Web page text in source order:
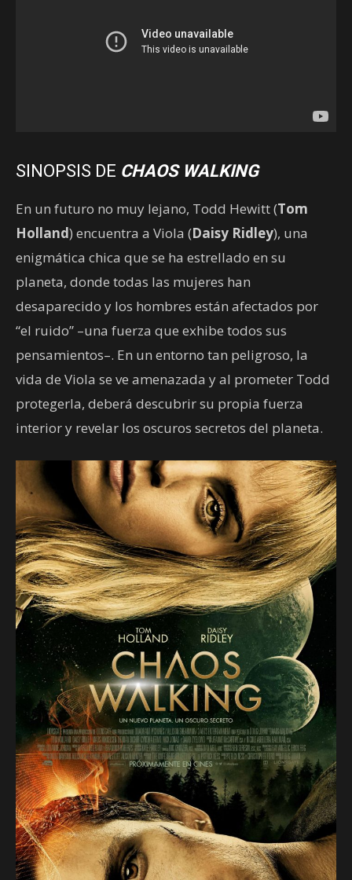
SINOPSIS DE CHAOS WALKING
En un futuro no muy lejano, Todd Hewitt (Tom
Holland) encuentra a Viola (Daisy Ridley), una
enigmática chica que se ha estrellado en su
planeta, donde todas las mujeres han
desaparecido y los hombres están afectados por
“el ruido” –una fuerza que exhibe todos sus
pensamientos–. En un entorno tan peligroso, la
vida de Viola se ve amenazada y al prometer Todd
protegerla, deberá descubrir su propia fuerza
interior y revelar los oscuros secretos del planeta.